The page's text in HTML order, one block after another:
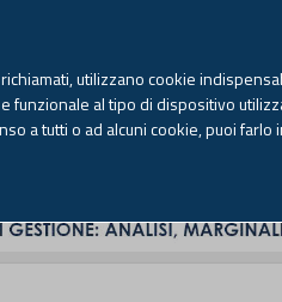
Venerdì, 7
utilizzano cookie
funzionale al tipo di dispositivo
a tutti o ad alcuni cookie, puoi